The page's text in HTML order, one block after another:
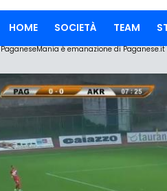
HOME SOCIETÀ TEAM
PaganeseMania è emanazione di